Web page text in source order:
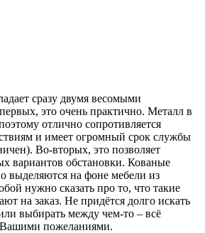
сразу двумя весомыми
это очень практично. Металл в
отлично сопротивляется
и имеет огромный срок службы
Во-вторых, это позволяет
вариантов обстановки. Кованые
выделяются на фоне мебели из
нужно сказать про то, что такие
на заказ. Не придётся долго искать
выбирать между чем-то – всё
Вашими пожеланиями.